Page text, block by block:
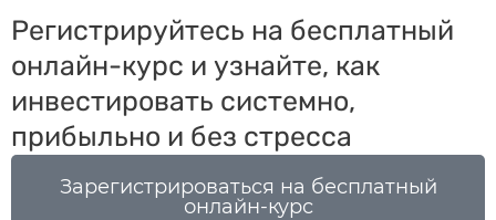
Регистрируйтесь на бесплатный
онлайн-курс и узнайте, как
инвестировать системно,
прибыльно и без стресса
Зарегистрироваться на бесплатный
онлайн-курс